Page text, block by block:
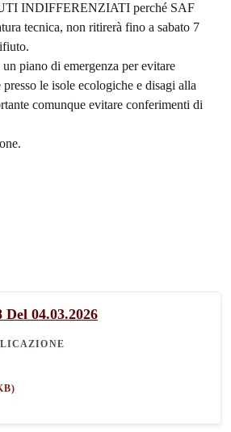
INDIFFERENZIATI perché SAF
tecnica, non ritirerà fino a sabato 7
piano di emergenza per evitare
le isole ecologiche e disagi alla
comunque evitare conferimenti di
04.03.2026